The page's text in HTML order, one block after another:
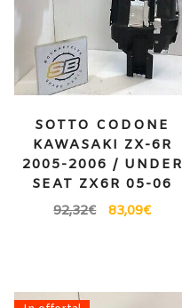
SOTTO CODONE
KAWASAKI ZX-6R
2005-2006 / UNDER
SEAT ZX6R 05-06
92,32€ 83,09€